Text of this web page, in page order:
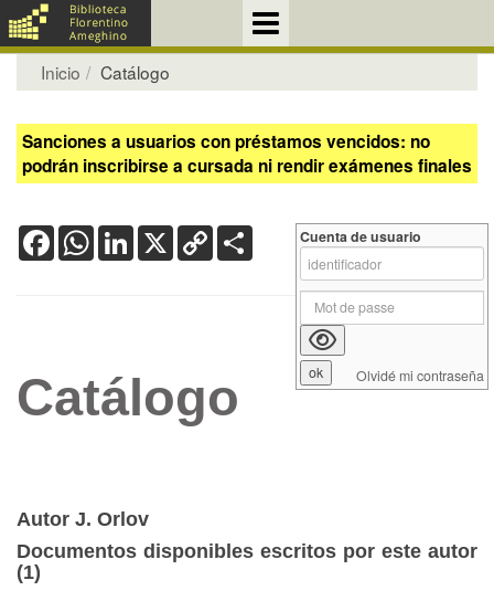
Inicio Catálogo
Sanciones a usuarios con préstamos vencidos: no
podrán inscribirse a cursada ni rendir exámenes finales
FacebookWhatsApp
LinkedIn
X Copy
Link
Catálogo
Autor J. Orlov
Documentos disponibles escritos por este autor
(1)
Cuenta de usuario
Olvidé mi contraseña